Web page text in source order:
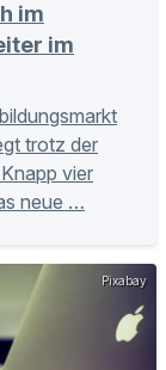
im
im
trotz der
vier
neue …
Pixabay